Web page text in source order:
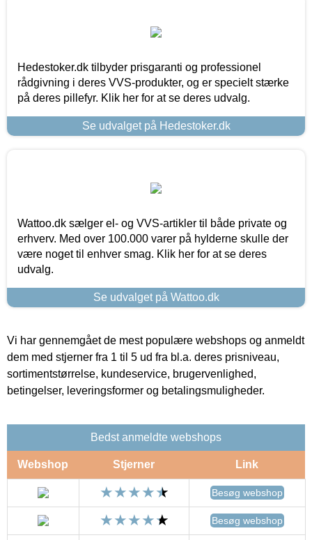
Hedestoker.dk tilbyder prisgaranti og professionel
rådgivning i deres VVS-produkter, og er specielt stærke
på deres pillefyr. Klik her for at se deres udvalg.
Se udvalget på Hedestoker.dk
Wattoo.dk sælger el- og VVS-artikler til både private og
erhverv. Med over 100.000 varer på hylderne skulle der
være noget til enhver smag. Klik her for at se deres
udvalg.
Se udvalget på Wattoo.dk
Vi har gennemgået de mest populære webshops og anmeldt
dem med stjerner fra 1 til 5 ud fra bl.a. deres prisniveau,
sortimentstørrelse, kundeservice, brugervenlighed,
betingelser, leveringsformer og betalingsmuligheder.
Bedst anmeldte webshops
Webshop Stjerner Link
Besøg webshop
Besøg webshop